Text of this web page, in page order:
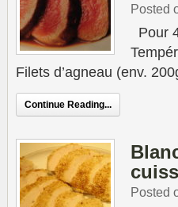
Posted
Pour
Filets d’agneau (env.
Continue Reading...
Posted